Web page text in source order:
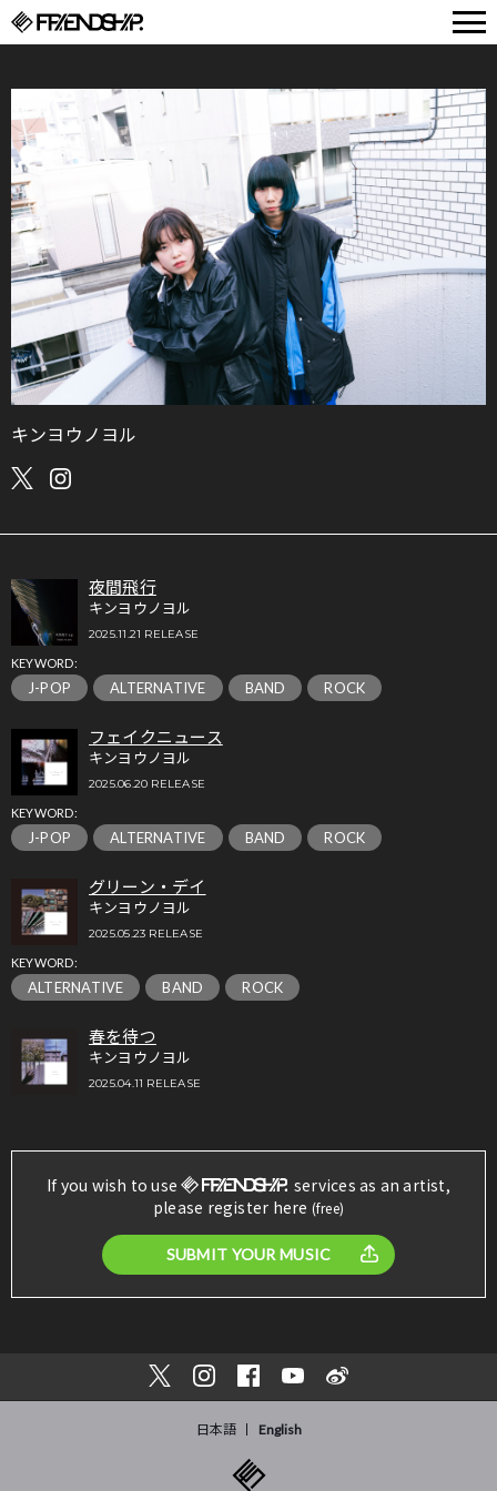
キンヨウノヨル
夜間飛行
キンヨウノヨル
2025.11.21 RELEASE
KEYWORD:
J-POP ALTERNATIVE BAND ROCK
フェイクニュース
キンヨウノヨル
2025.06.20 RELEASE
KEYWORD:
J-POP ALTERNATIVE BAND ROCK
グリーン・デイ
キンヨウノヨル
2025.05.23 RELEASE
KEYWORD:
ALTERNATIVE BAND ROCK
春を待つ
キンヨウノヨル
2025.04.11 RELEASE
If you wish to use
services as an artist,
please register here (free)
SUBMIT YOUR MUSIC
日本語 English